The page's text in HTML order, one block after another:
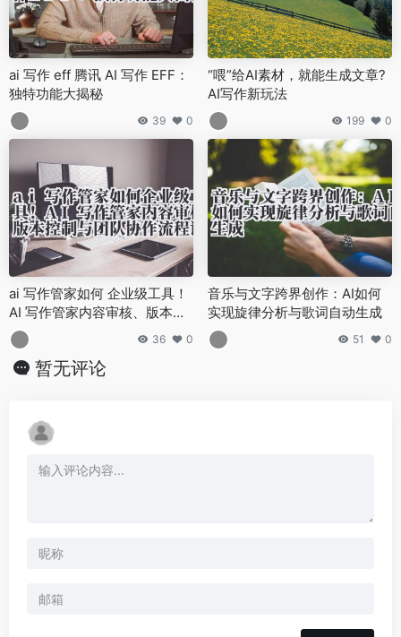
ai 写作 eff 腾讯 AI 写作 EFF：
独特功能大揭秘
39 0
“喂”给AI素材，就能生成文章?
AI写作新玩法
199 0
ai 写作管家如何 企业级工具！
AI 写作管家内容审核、版本控
制与团队协作流程详解
36 0
音乐与文字跨界创作：AI如何
实现旋律分析与歌词自动生成
51 0
暂无评论